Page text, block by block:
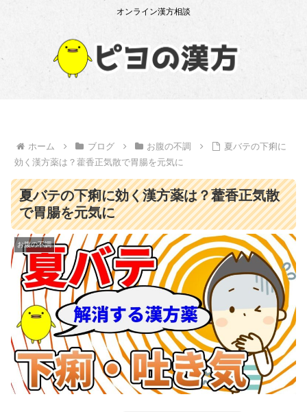
オンライン漢方相談
ホーム ブログ お腹の不調
夏バテの下痢に
効く漢方薬は？藿香正気散で胃腸を元気に
夏バテの下痢に効く漢方薬は？藿香正気散
で胃腸を元気に
お腹の不調